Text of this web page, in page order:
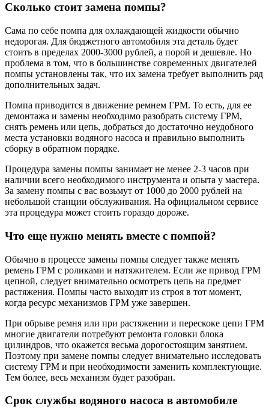
Сколько стоит замена помпы?
Сама по себе помпа для охлаждающей жидкости обычно
недорогая. Для бюджетного автомобиля эта деталь будет
стоить в пределах 2000-3000 рублей, а порой и дешевле. Но
проблема в том, что в большинстве современных двигателей
помпы установлены так, что их замена требует выполнить ряд
дополнительных задач.
Помпа приводится в движение ремнем ГРМ. То есть, для ее
демонтажа и замены необходимо разобрать систему ГРМ,
снять ремень или цепь, добраться до достаточно неудобного
места установки водяного насоса и правильно выполнить
сборку в обратном порядке.
Процедура замены помпы занимает не менее 2-3 часов при
наличии всего необходимого инструмента и опыта у мастера.
За замену помпы с вас возьмут от 1000 до 2000 рублей на
небольшой станции обслуживания. На официальном сервисе
эта процедура может стоить гораздо дороже.
Что еще нужно менять вместе с помпой?
Обычно в процессе замены помпы следует также менять
ремень ГРМ с роликами и натяжителем. Если же привод ГРМ
цепной, следует внимательно осмотреть цепь на предмет
растяжения. Помпы часто выходят из строя в тот момент,
когда ресурс механизмов ГРМ уже завершен.
При обрыве ремня или при растяжении и перескоке цепи ГРМ
многие двигатели потребуют ремонта головки блока
цилиндров, что окажется весьма дорогостоящим занятием.
Поэтому при замене помпы следует внимательно исследовать
систему ГРМ и при необходимости заменить комплектующие.
Тем более, весь механизм будет разобран.
Срок службы водяного насоса в автомобиле